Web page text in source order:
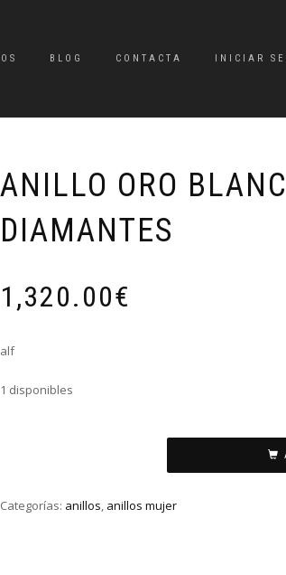
BLOG CONTACTA INICIAR
ANILLO ORO
DIAMANTES
1,320.00€
alf
1 disponibles
SOLITARIO
Categorías: anillos, anillos mujer